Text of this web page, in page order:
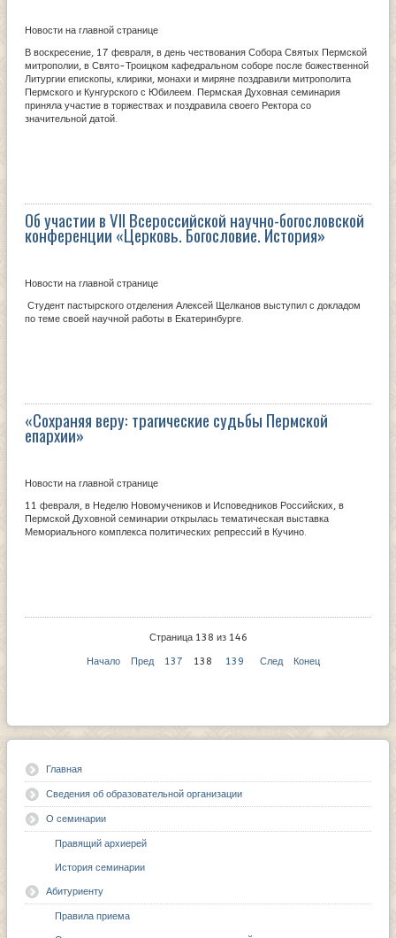
Новости на главной странице
В воскресение, 17 февраля, в день чествования Собора Святых Пермской
митрополии, в Свято-Троицком кафедральном соборе после божественной
Литургии епископы, клирики, монахи и миряне поздравили митрополита
Пермского и Кунгурского с Юбилеем. Пермская Духовная семинария
приняла участие в торжествах и поздравила своего Ректора со
значительной датой.
Об участии в VII Всероссийской научно-богословской
конференции «Церковь. Богословие. История»
Новости на главной странице
Студент пастырского отделения Алексей Щелканов выступил с докладом
по теме своей научной работы в Екатеринбурге.
«Сохраняя веру: трагические судьбы Пермской
епархии»
Новости на главной странице
11 февраля, в Неделю Новомучеников и Исповедников Российских, в
Пермской Духовной семинарии открылась тематическая выставка
Мемориального комплекса политических репрессий в Кучино.
Страница 138 из 146
Начало Пред 137 138 139 След Конец
Главная
Сведения об образовательной организации
О семинарии
Правящий архиерей
История семинарии
Абитуриенту
Правила приема